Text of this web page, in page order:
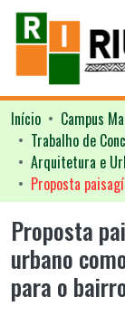
Início
Campus
Trabalho de
Arquitetura e
Proposta
urbano
para o